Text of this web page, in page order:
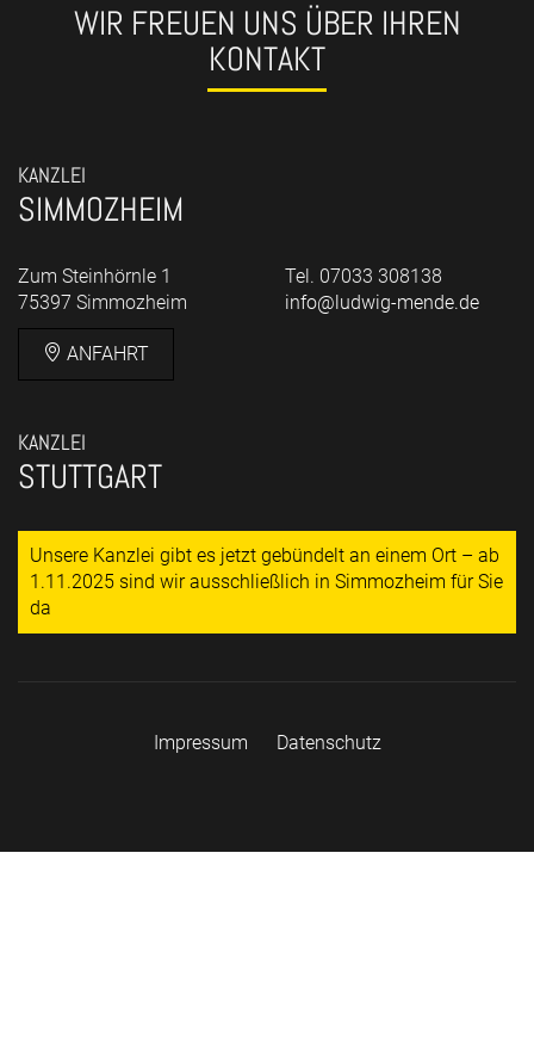
WIR FREUEN UNS ÜBER IHREN
KONTAKT
KANZLEI
SIMMOZHEIM
Zum Steinhörnle 1
75397 Simmozheim
ANFAHRT
Tel. 07033 308138
info@ludwig-mende.de
KANZLEI
STUTTGART
Unsere Kanzlei gibt es jetzt gebündelt an einem Ort – ab
1.11.2025 sind wir ausschließlich in Simmozheim für Sie
da
Impressum Datenschutz